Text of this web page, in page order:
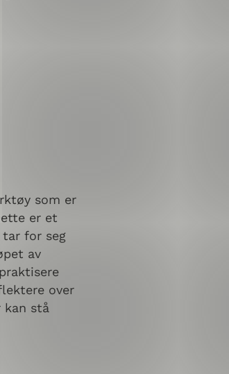
som er
er et
tar for seg
av
over
kan stå